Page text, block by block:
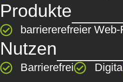
Produkte
barriererefreier
Nutzen
Barrierefrei